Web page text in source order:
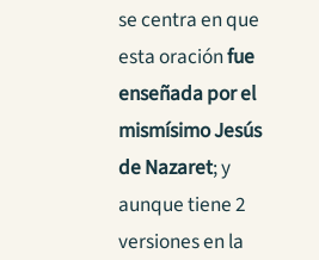
se centra en que
esta oraciónfue
enseñada por el
mismísimo Jesús
de Nazaret; y
aunque tiene 2
versiones en la